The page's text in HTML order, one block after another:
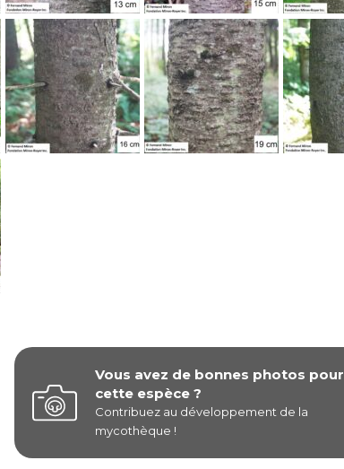
Vous avez de bonnes photos pour
cette espèce ?
Contribuez au développement de la
mycothèque !